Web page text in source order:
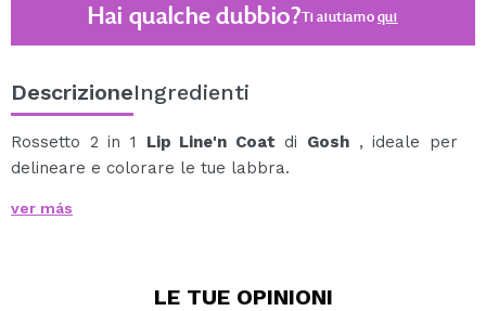
Hai qualche dubbio?Ti aiutiamoqui
DescrizioneIngredienti
Rossetto 2 in 1 Lip Line'n Coat di Gosh , ideale per
delineare e colorare le tue labbra.
delineare e riempire le labbra, e dall'altro un
anni '90, quindi se sei un fan di questo stile devi
ver más
LE TUE OPINIONI